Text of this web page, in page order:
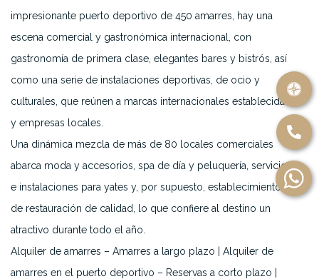
impresionante puerto deportivo de 450 amarres, hay una
escena comercial y gastronómica internacional, con
gastronomía de primera clase, elegantes bares y bistrós, así
como una serie de instalaciones deportivas, de ocio y
culturales, que reúnen a marcas internacionales establecidas
y empresas locales.
Una dinámica mezcla de más de 80 locales comerciales
abarca moda y accesorios, spa de día y peluquería, servicios
e instalaciones para yates y, por supuesto, establecimientos
de restauración de calidad, lo que confiere al destino un
atractivo durante todo el año.
Alquiler de amarres – Amarres a largo plazo | Alquiler de
amarres en el puerto deportivo – Reservas a corto plazo |